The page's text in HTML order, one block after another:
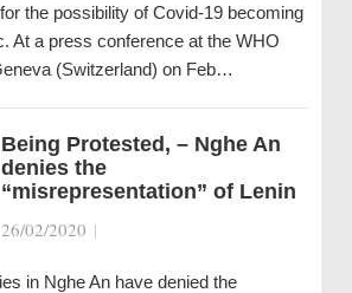
the possibility of Covid-19 becoming
At a press conference at the WHO
(Switzerland) on Feb…
Being Protested, – Nghe An
denies the
“misrepresentation” of Lenin
26/02/2020 |
in Nghe An have denied the